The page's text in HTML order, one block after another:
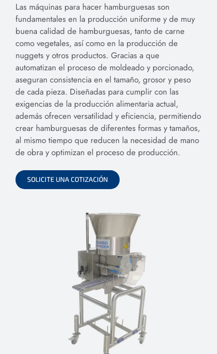
Las máquinas para hacer hamburguesas son
fundamentales en la producción uniforme y de muy
buena calidad de hamburguesas, tanto de carne
como vegetales, así como en la producción de
nuggets y otros productos. Gracias a que
automatizan el proceso de moldeado y porcionado,
aseguran consistencia en el tamaño, grosor y peso
de cada pieza. Diseñadas para cumplir con las
exigencias de la producción alimentaria actual,
además ofrecen versatilidad y eficiencia, permitiendo
crear hamburguesas de diferentes formas y tamaños,
al mismo tiempo que reducen la necesidad de mano
de obra y optimizan el proceso de producción.
SOLICITE UNA COTIZACIÓN